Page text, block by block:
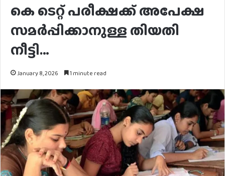
കെ ടെറ്റ് പരീക്ഷക്ക് അപേക്ഷ
സമർപ്പിക്കാനുള്ള തിയതി
നീട്ടി…
January 8, 2026 1 minute read